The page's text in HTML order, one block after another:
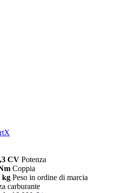
CV Potenza
Coppia
kg Peso in ordine di marcia
carburante